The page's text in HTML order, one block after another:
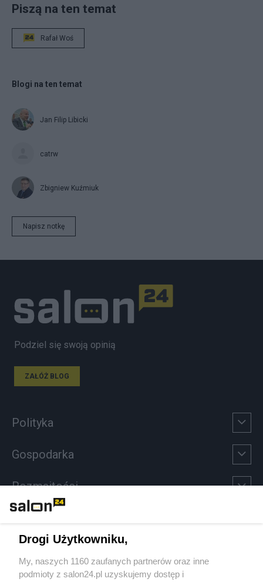
Piszą na ten temat
Rafał Woś
Blogi na ten temat
Jan Filip Libicki
catrw
Zbigniew Kuźmiuk
Napisz notkę
Podziel się swoją opinią
ZAŁÓŻ BLOG
Polityka
Gospodarka
Rozmaitości
Sport
Drogi Użytkowniku,
My, naszych 1160 zaufanych partnerów oraz inne
podmioty z salon24.pl uzyskujemy dostęp i